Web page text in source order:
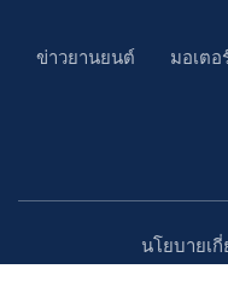
ข่าวยานยนต์ มอเตอ
นโยบายเ